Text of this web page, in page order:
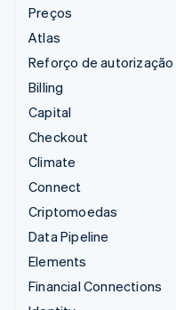
Preços
Atlas
Reforço de autorização
Billing
Capital
Checkout
Climate
Connect
Criptomoedas
Data Pipeline
Elements
Financial Connections